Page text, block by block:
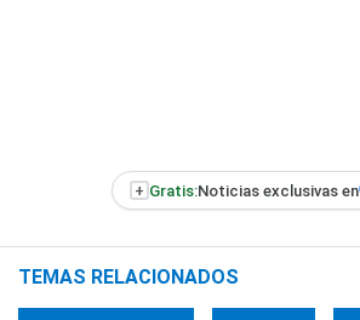
+ Gratis:Noticias exclusivas en
TEMAS RELACIONADOS